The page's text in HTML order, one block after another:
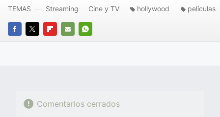
FACEBOOK
TWITTERFLIPBOARD
E-
WHATSAPP
TEMAS Streaming Cine y TV hollywood películas
Comentarios cerrados